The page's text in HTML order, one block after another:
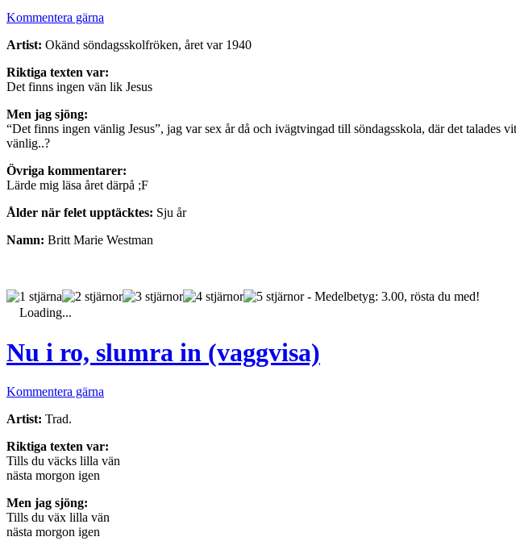
Kommentera gärna
Artist: Okänd söndagsskolfröken, året var 1940
Riktiga texten var:
Det finns ingen vän lik Jesus
Men jag sjöng:
“Det finns ingen vänlig Jesus”, jag var sex år då och ivägtvingad till söndagsskola, där det
vänlig..?
Övriga kommentarer:
Lärde mig läsa året därpå ;F
Ålder när felet upptäcktes: Sju år
Namn: Britt Marie Westman
- Medelbetyg: 3.00, rösta du med!
Loading...
Nu i ro, slumra in (vaggvisa)
Kommentera gärna
Artist: Trad.
Riktiga texten var:
Tills du väcks lilla vän
nästa morgon igen
Men jag sjöng:
Tills du väx lilla vän
nästa morgon igen